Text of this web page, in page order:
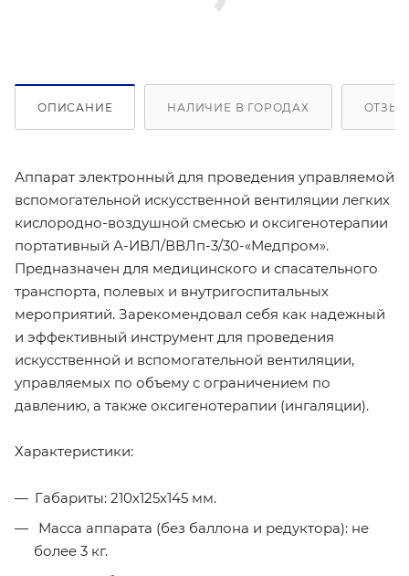
ОПИСАНИЕ НАЛИЧИЕ В ГОРОДАХ
Аппарат электронный для проведения управляемой
вспомогательной искусственной вентиляции легких
кислородно-воздушной смесью и оксигенотерапии
портативный А-ИВЛ/ВВЛп-3/30-«Медпром».
Предназначен для медицинского и спасательного
транспорта, полевых и внутригоспитальных
мероприятий. Зарекомендовал себя как надежный
и эффективный инструмент для проведения
искусственной и вспомогательной вентиляции,
управляемых по объему с ограничением по
давлению, а также оксигенотерапии (ингаляции).
Характеристики:
Габариты: 210х125х145 мм.
Масса аппарата (без баллона и редуктора): не
более 3 кг.